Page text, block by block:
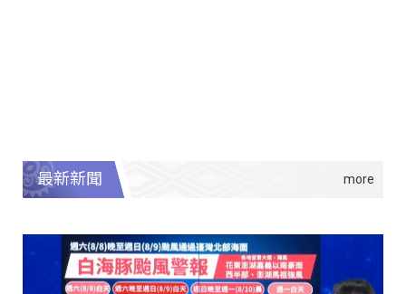
最新新聞